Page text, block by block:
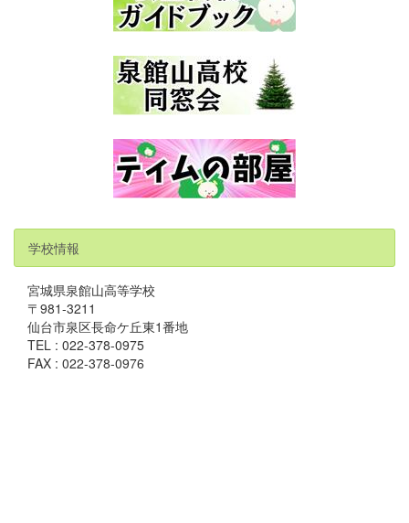
学校情報
宮城県泉館山高等学校
〒981-3211
仙台市泉区長命ケ丘東1番地
TEL : 022-378-0975
FAX : 022-378-0976